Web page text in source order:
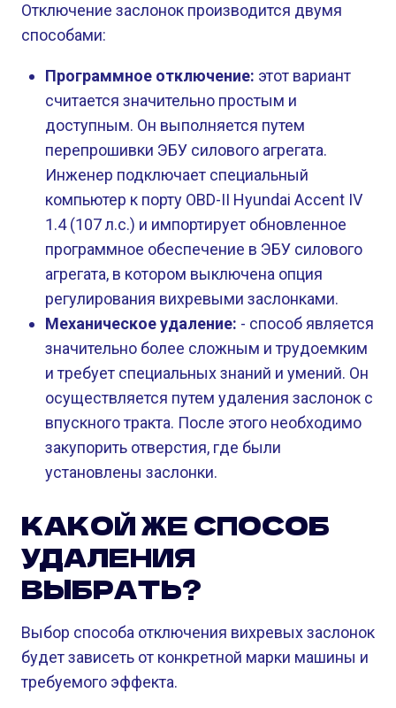
Отключение заслонок производится двумя
способами:
Программное отключение: этот вариант
считается значительно простым и
доступным. Он выполняется путем
перепрошивки ЭБУ силового агрегата.
Инженер подключает специальный
компьютер к порту OBD-II Hyundai Accent IV
1.4 (107 л.с.) и импортирует обновленное
программное обеспечение в ЭБУ силового
агрегата, в котором выключена опция
регулирования вихревыми заслонками.
Механическое удаление: - способ является
значительно более сложным и трудоемким
и требует специальных знаний и умений. Он
осуществляется путем удаления заслонок с
впускного тракта. После этого необходимо
закупорить отверстия, где были
установлены заслонки.
КАКОЙ ЖЕ СПОСОБ
УДАЛЕНИЯ
ВЫБРАТЬ?
Выбор способа отключения вихревых заслонок
будет зависеть от конкретной марки машины и
требуемого эффекта.